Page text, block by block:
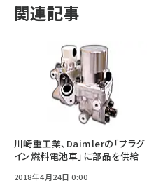
関連記事
川崎重工業、Daimlerの「プラグ
イン燃料電池車」に部品を供給
2018年4月24日 0:00